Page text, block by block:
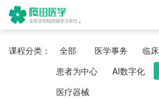
课程分类： 全部 医学事务 临
患者为中心
AI数字化
医疗器械